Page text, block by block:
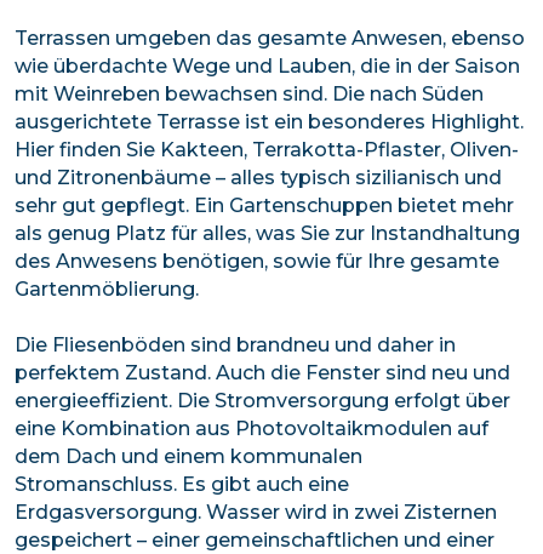
Terrassen umgeben das gesamte Anwesen, ebenso
wie überdachte Wege und Lauben, die in der Saison
mit Weinreben bewachsen sind. Die nach Süden
ausgerichtete Terrasse ist ein besonderes Highlight.
Hier finden Sie Kakteen, Terrakotta-Pflaster, Oliven-
und Zitronenbäume – alles typisch sizilianisch und
sehr gut gepflegt. Ein Gartenschuppen bietet mehr
als genug Platz für alles, was Sie zur Instandhaltung
des Anwesens benötigen, sowie für Ihre gesamte
Gartenmöblierung.
Die Fliesenböden sind brandneu und daher in
perfektem Zustand. Auch die Fenster sind neu und
energieeffizient. Die Stromversorgung erfolgt über
eine Kombination aus Photovoltaikmodulen auf
dem Dach und einem kommunalen
Stromanschluss. Es gibt auch eine
Erdgasversorgung. Wasser wird in zwei Zisternen
gespeichert – einer gemeinschaftlichen und einer